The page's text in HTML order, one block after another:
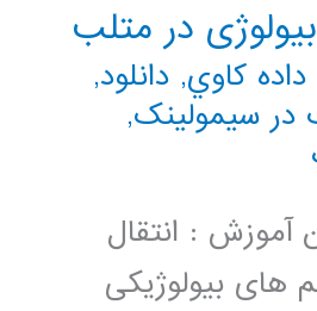
در متلب
داده كاوي, دانلود,
در سیمولینک,
: انتقال
های بیولوژیکی